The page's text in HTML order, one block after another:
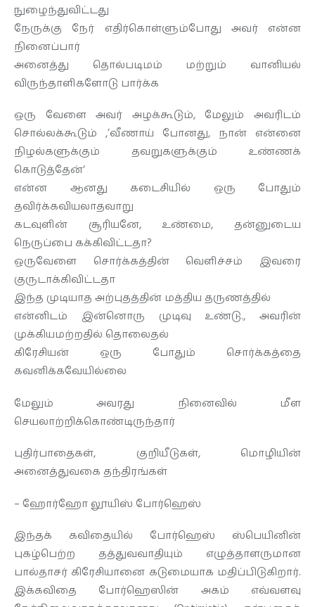
நுழைந்துவிட்டது
நேருக்கு நேர் எதிர்கொள்ளும்போது அவர் என்ன
நினைப்பார்
அனைத்து தொல்படிமம் மற்றும் வானியல்
விருந்தாளிகளோடு பார்க்க
ஒரு வேளை அவர் அழக்கூடும், மேலும் அவரிடம்
சொல்லக்கூடும் ,’வீணாய் போனது, நான் என்னை
நிழல்களுக்கும் தவறுகளுக்கும் உண்ணக்
கொடுத்தேன்‘
என்ன ஆனது கடைசியில் ஒரு போதும்
தவிர்க்கவியலாதவாறு
கடவுளின் சூரியனே, உண்மை, தன்னுடைய
நெருப்பை கக்கிவிட்டதா?
ஒருவேளை சொர்க்கத்தின் வெளிச்சம் இவரை
குருடாக்கிவிட்டதா
இந்த முடியாத அற்புதத்தின் மத்திய தருணத்தில்
என்னிடம் இன்னொரு முடிவு உண்டு., அவரின்
முக்கியமற்றதில் தொலைதல்
கிரேசியன் ஒரு போதும் சொர்க்கத்தை
கவனிக்கவேயில்லை
மேலும் அவரது நினைவில் மீள
செயலாற்றிக்கொண்டிருந்தார்
புதிர்பாதைகள், குறியீடுகள், மொழியின்
அனைத்துவகை தந்திரங்கள்
– ஹோர்ஹோ லூயிஸ் போர்ஹெஸ்
இந்தக் கவிதையில் போர்ஹெஸ் ஸ்பெயினின்
புகழ்பெற்ற தத்துவவாதியும் எழுத்தாளருமான
பால்தாசர் கிரேசியானை கடுமையாக மதிப்பிடுகிறார்.
இக்கவிதை போர்ஹெஸின் அகம் எவ்வளவு